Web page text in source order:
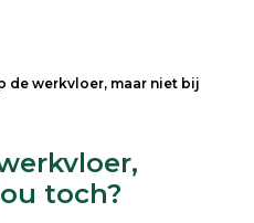
de werkvloer, maar niet bij
toch?